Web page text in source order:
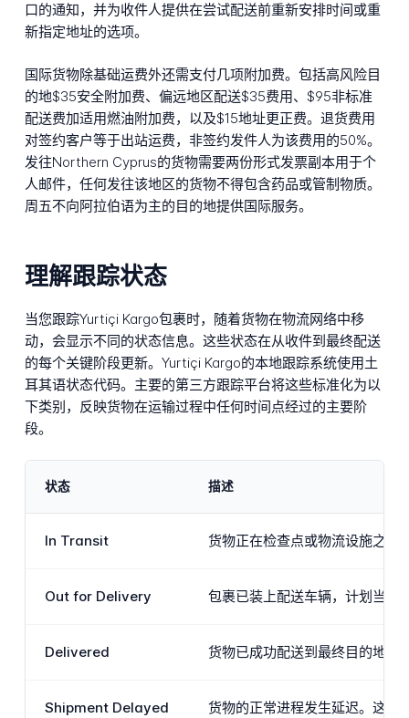
口的通知，并为收件人提供在尝试配送前重新安排时间或重
新指定地址的选项。
国际货物除基础运费外还需支付几项附加费。包括高风险目
的地$35安全附加费、偏远地区配送$35费用、$95非标准
配送费加适用燃油附加费，以及$15地址更正费。退货费用
对签约客户等于出站运费，非签约发件人为该费用的50%。
发往Northern Cyprus的货物需要两份形式发票副本用于个
人邮件，任何发往该地区的货物不得包含药品或管制物质。
周五不向阿拉伯语为主的目的地提供国际服务。
理解跟踪状态
当您跟踪Yurtiçi Kargo包裹时，随着货物在物流网络中移
动，会显示不同的状态信息。这些状态在从收件到最终配送
的每个关键阶段更新。Yurtiçi Kargo的本地跟踪系统使用土
耳其语状态代码。主要的第三方跟踪平台将这些标准化为以
下类别，反映货物在运输过程中任何时间点经过的主要阶
段。
状态 描述
In Transit 货物正在检查点或物流设施之间
Out for Delivery 包裹已装上配送车辆，计划当天
Delivered 货物已成功配送到最终目的地，
Shipment Delayed 货物的正常进程发生延迟。这可